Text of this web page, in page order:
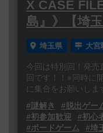
X CASE
島』》【埼玉
埼玉県 大宮
今回は特別回！発売
回です！！※同時に
に集合をお願いしま
#謎解き
#脱出ゲー
#初参加歓迎
#初心
#ボードゲーム
#埼